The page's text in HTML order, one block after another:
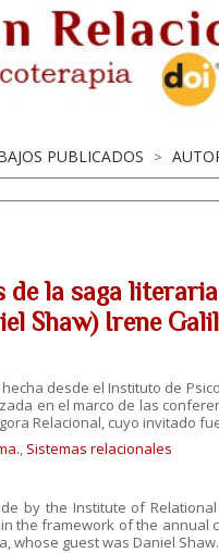
PUBLICADOS >
la saga
Shaw) Irene
desde el Instituto de
en el marco de las
Relacional, cuyo invitado
, Sistemas relacionales
by the Institute of
the framework of the annual
whose guest was Daniel Shaw.